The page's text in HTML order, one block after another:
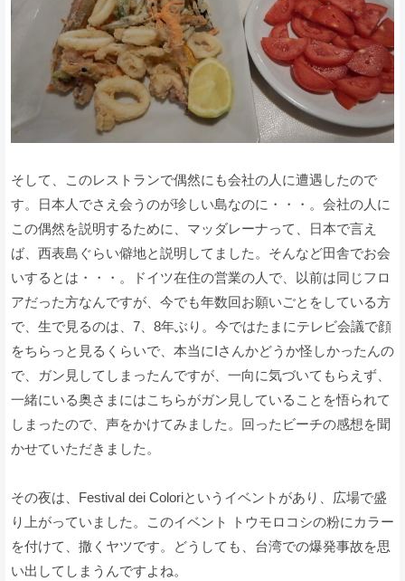
そして、このレストランで偶然にも会社の人に遭遇したので
す。日本人でさえ会うのが珍しい島なのに・・・。会社の人に
この偶然を説明するために、マッダレーナって、日本で言え
ば、西表島ぐらい僻地と説明してました。そんなど田舎でお会
いするとは・・・。ドイツ在住の営業の人で、以前は同じフロ
アだった方なんですが、今でも年数回お願いごとをしている方
で、生で見るのは、7、8年ぶり。今ではたまにテレビ会議で顔
をちらっと見るくらいで、本当にIさんかどうか怪しかったんの
で、ガン見してしまったんですが、一向に気づいてもらえず、
一緒にいる奥さまにはこちらがガン見していることを悟られて
しまったので、声をかけてみました。回ったビーチの感想を聞
かせていただきました。
その夜は、Festival dei Coloriというイベントがあり、広場で盛
り上がっていました。このイベント トウモロコシの粉にカラー
を付けて、撒くヤツです。どうしても、台湾での爆発事故を思
い出してしまうんですよね。